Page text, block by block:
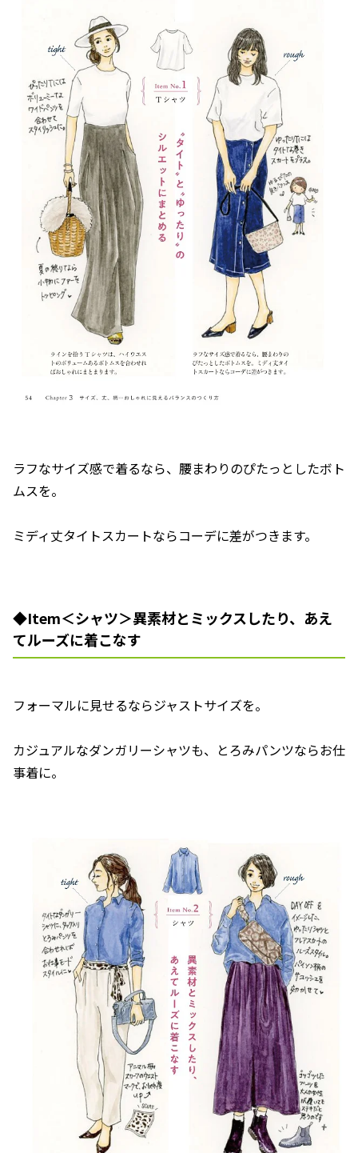
ラフなサイズ感で着るなら、腰まわりのぴたっとしたボト
ムスを。
ミディ丈タイトスカートならコーデに差がつきます。
◆Item＜シャツ＞異素材とミックスしたり、あえ
てルーズに着こなす
フォーマルに見せるならジャストサイズを。
カジュアルなダンガリーシャツも、とろみパンツならお仕
事着に。